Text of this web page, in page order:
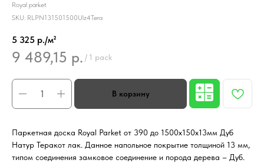
Royal parket
SKU: RLPN131501500Ulz4Tera
5 325 р./м²
9 489,15 р. / 1 pack
Паркетная доска Royal Parket от 390 до 1500х150х13мм Дуб
Натур Теракот лак. Данное напольное покрытие толщиной 13 мм,
типом соединения замковое соединение и порода дерева – Дуб.